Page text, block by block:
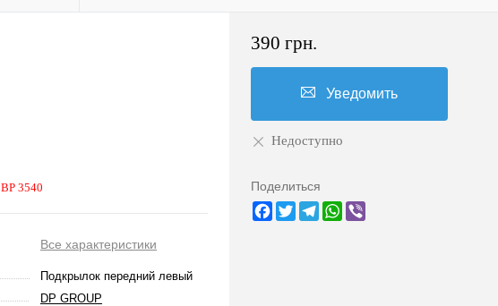
BP 3540
Все характеристики
Подкрылок передний левый
DP GROUP
390 грн.
Уведомить
Недоступно
Поделиться
Facebook
TwitterTelegramWhatsApp